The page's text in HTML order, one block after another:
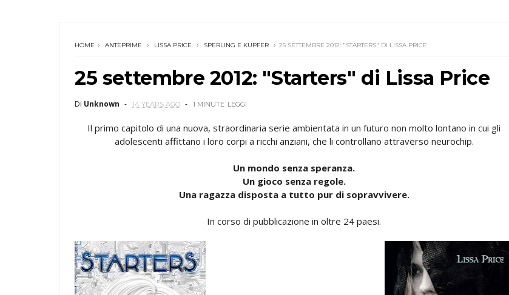
HOME ANTEPRIME LISSA PRICE SPERLING E KUPFER 25 SETTEMBRE 2012: "STARTERS" DI LISSA PRICE
25 settembre 2012: "Starters" di Lissa Price
Di Unknown 14 YEARS AGO 1 MINUTE LEGGI
Il primo capitolo di una nuova, straordinaria serie ambientata in un futuro non molto lontano in cui gli
adolescenti affittano i loro corpi a ricchi anziani, che li controllano attraverso neurochip.
Un mondo senza speranza.
Un gioco senza regole.
Una ragazza disposta a tutto pur di sopravvivere.
In corso di pubblicazione in oltre 24 paesi.